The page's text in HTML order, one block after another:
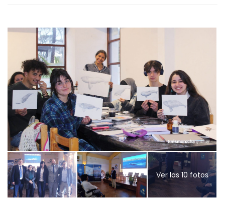
Ver las 10 fotos